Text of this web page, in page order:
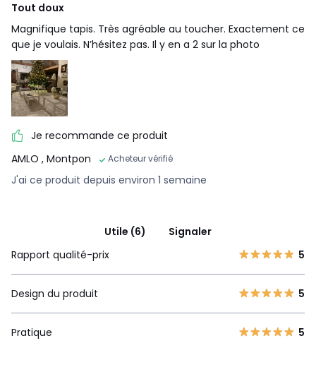
Tout doux
Magnifique tapis. Très agréable au toucher. Exactement ce
que je voulais. N’hésitez pas. Il y en a 2 sur la photo
Je recommande ce produit
AMLO , Montpon Acheteur vérifié
J'ai ce produit depuis environ 1 semaine
Utile (6)
Signaler
Rapport qualité-prix
5
Design du produit 5
Pratique 5